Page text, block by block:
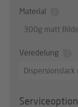
Material
300g matt
Veredelung